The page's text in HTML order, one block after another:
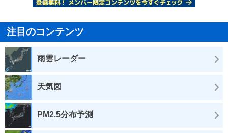
注目のコンテンツ
雨雲レーダー
天気図
PM2.5分布予測